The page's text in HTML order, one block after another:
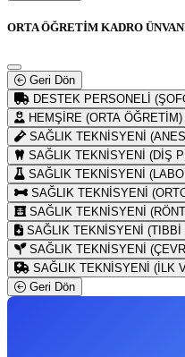
ORTA ÖĞRETİM KADRO
Geri Dön
DESTEK PERSONELİ
HEMŞİRE (ORTA ÖĞRETİM)
SAĞLIK TEKNİSYENİ
SAĞLIK TEKNİSYENİ (DİŞ
SAĞLIK TEKNİSYENİ
SAĞLIK TEKNİSYENİ
SAĞLIK TEKNİSYENİ
SAĞLIK TEKNİSYENİ (TIBBİ
SAĞLIK TEKNİSYENİ
SAĞLIK TEKNİSYENİ (İLK
Geri Dön